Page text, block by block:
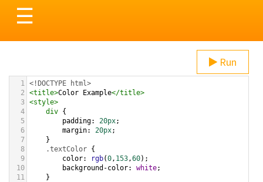
Toggle
navigation
☰
Run
1 <!DOCTYPE html>
2
<title>Color Example</title>
3 <style>
4
div {
5
padding: 20px;
6
margin: 20px;
7
}
8
.textColor {
9
color: rgb(0, 153,60);
10
background-color: white;
11
}